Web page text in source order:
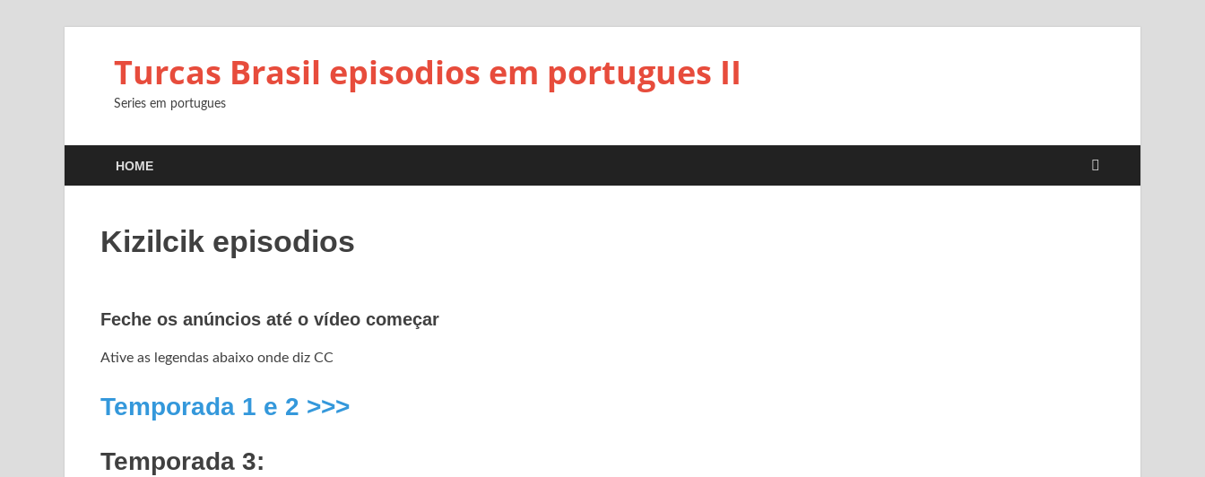
Turcas Brasil episodios em portugues II
Series em portugues
HOME
Kizilcik episodios
Feche os anúncios até o vídeo começar
Ative as legendas abaixo onde diz CC
Temporada 1 e 2 >>>
Temporada 3: